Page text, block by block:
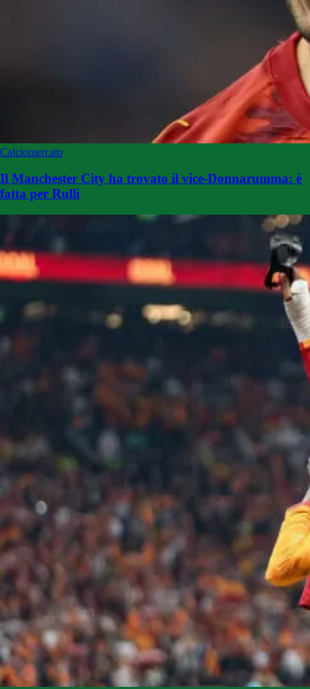
Calciomercato
Il Manchester City ha trovato il vice-Donnarumma: è
fatta per Rulli